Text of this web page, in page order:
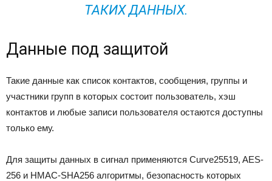
ТАКИХ ДАННЫХ.
Данные под защитой
Такие данные как список контактов, сообщения, группы и
участники групп в которых состоит пользователь, хэш
контактов и любые записи пользователя остаются доступны
только ему.
Для защиты данных в сигнал применяются Curve25519, AES-
256 и HMAC-SHA256 алгоритмы, безопасность которых